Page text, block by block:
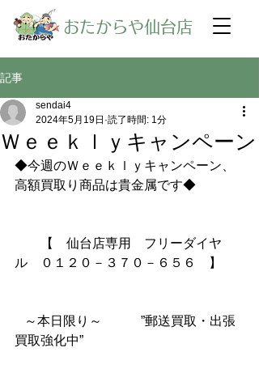
​おたからや仙台店
記事
Ｗｅｅｋｌｙキャンペーン
sendai4
2024年5月19日 読了時間: 1分
◆今週のＷｅｅｋｌｙキャンペーン、
高額買取り商品は貴金属です◆
【　仙台店専用　フリーダイヤ
ル　０１２０－３７０－６５６　】
～本日限り～　　　”郵送買取・出張
買取強化中”